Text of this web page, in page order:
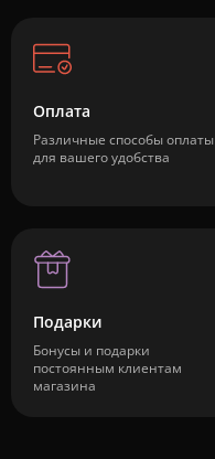
Оплата
Различные способы оплаты
для вашего удобства
Подарки
Бонусы и подарки
постоянным клиентам
магазина